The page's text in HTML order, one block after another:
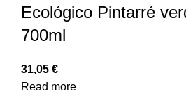
Ecológico Pintarré
700ml
31,05 €
Read more